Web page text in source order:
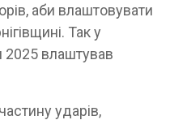
аби влаштовувати
Так у
2025 влаштував
ударів,